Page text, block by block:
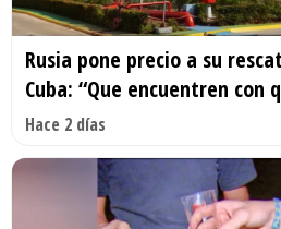
Rusia pone precio a su
Cuba: “Que encuentren con
Hace 2 días